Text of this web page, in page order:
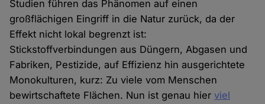
Studien führen das Phänomen auf einen
großflächigen Eingriff in die Natur zurück, da der
Effekt nicht lokal begrenzt ist:
Stickstoffverbindungen aus Düngern, Abgasen und
Fabriken, Pestizide, auf Effizienz hin ausgerichtete
Monokulturen, kurz: Zu viele vom Menschen
bewirtschaftete Flächen. Nun ist genau hierviel